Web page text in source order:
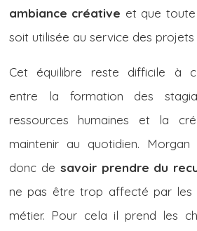
ambiance créative et que toute
soit utilisée au service des projets
Cet équilibre reste difficile à
entre la formation des
ressources humaines et la
maintenir au quotidien. Morgan
donc de savoir prendre du
ne pas être trop affecté par les
métier. Pour cela il prend les